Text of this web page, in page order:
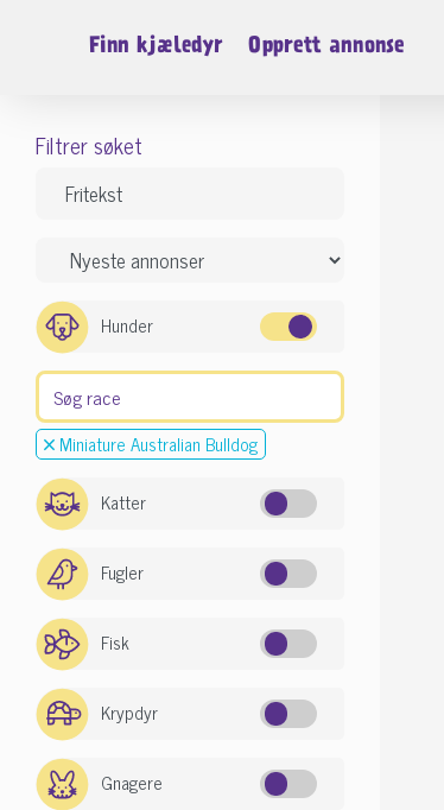
Finn kjæledyr Opprett annonse
Filtrer søket
Hunder
Miniature Australian Bulldog
Katter
Fugler
Fisk
Krypdyr
Gnagere